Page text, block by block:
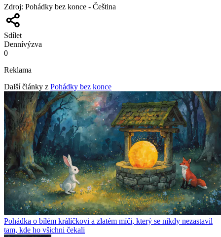
Zdroj: Pohádky bez konce - Čeština
Sdílet
Dennívýzva
0
Reklama
Další články z Pohádky bez konce
Pohádka o bílém králíčkovi a zlatém míči, který se nikdy nezastavil
tam, kde ho všichni čekali